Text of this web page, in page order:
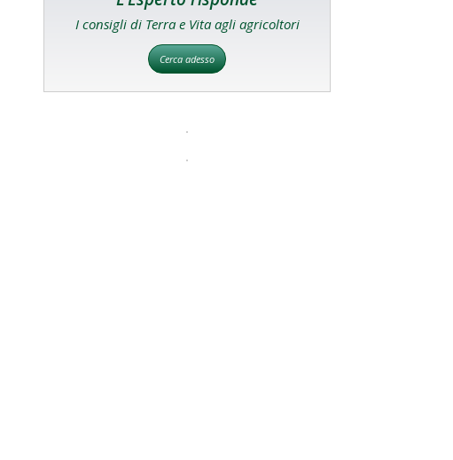
I consigli di Terra e Vita agli agricoltori
Cerca adesso